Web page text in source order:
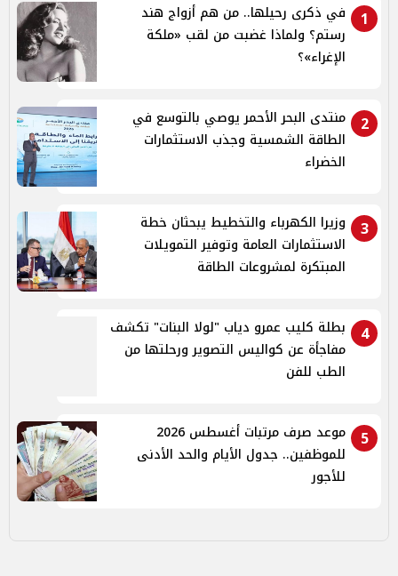
1
في ذكرى رحيلها.. من هم أزواج هند
رستم؟ ولماذا غضبت من لقب «ملكة
الإغراء»؟
2
منتدى البحر الأحمر يوصي بالتوسع في
الطاقة الشمسية وجذب الاستثمارات
الخضراء
3
وزيرا الكهرباء والتخطيط يبحثان خطة
الاستثمارات العامة وتوفير التمويلات
المبتكرة لمشروعات الطاقة
4
بطلة كليب عمرو دياب "لولا البنات" تكشف
مفاجأة عن كواليس التصوير ورحلتها من
الطب للفن
5
موعد صرف مرتبات أغسطس 2026
للموظفين.. جدول الأيام والحد الأدنى
للأجور